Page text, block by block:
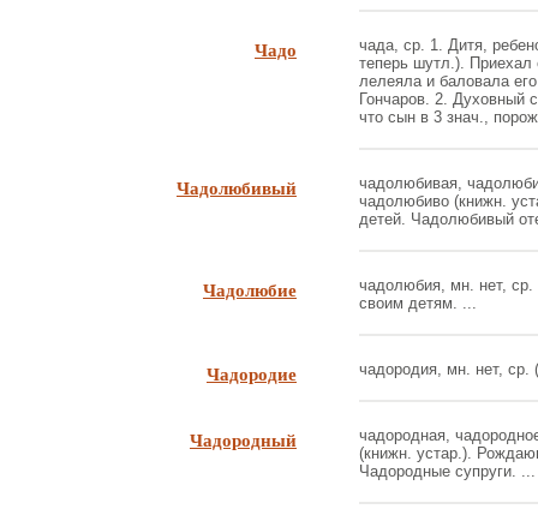
Чадо
чада, ср. 1. Дитя,
теперь шутл.).
лелеяла и баловала
Гончаров. 2. Духовный
что сын в 3 знач.,
Чадолюбивый
чадолюбивая,
чадолюбиво (книжн.
детей. Чадолюбивый
Чадолюбие
чадолюбия, мн. нет,
своим детям. ...
Чадородие чадородия, мн. нет, ср.
Чадородный
чадородная,
(книжн. устар.).
Чадородные супруги. ...